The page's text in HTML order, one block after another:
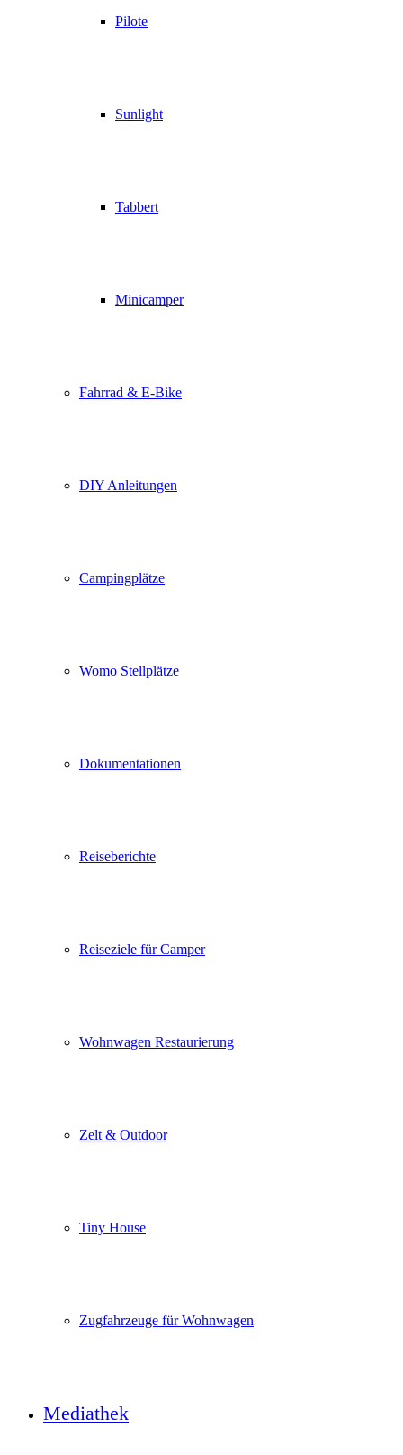
Pilote
Sunlight
Tabbert
Minicamper
Fahrrad & E-Bike
DIY Anleitungen
Campingplätze
Womo Stellplätze
Dokumentationen
Reiseberichte
Reiseziele für Camper
Wohnwagen Restaurierung
Zelt & Outdoor
Tiny House
Zugfahrzeuge für Wohnwagen
Mediathek